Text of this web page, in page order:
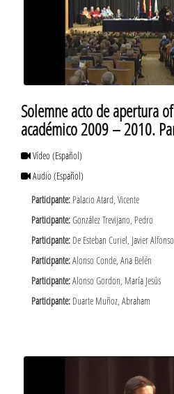
Solemne acto de apertura
académico 2009 – 2010.
Vídeo(Español)
Audio(Español)
Participante: Palacio Atard, Vicente
Participante:González Trevijano, Pedro
Participante: De Esteban Curiel, Javier Alfonso
Participante:Alonso Conde, Ana Belén
Participante:Alonso Gordon, María Jesús
Participante: Duarte Muñoz, Abraham